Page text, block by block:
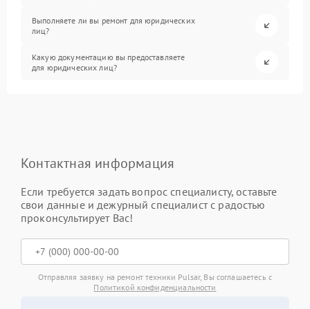
Выполняете ли вы ремонт для юридических
лиц?
Какую документацию вы предоставляете
для юридических лиц?
Контактная информация
Если требуется задать вопрос специалисту, оставьте
свои данные и дежурный специалист с радостью
проконсультирует Вас!
Отправляя заявку на ремонт техники Pulsar, Вы соглашаетесь с
Политикой конфиденциальности